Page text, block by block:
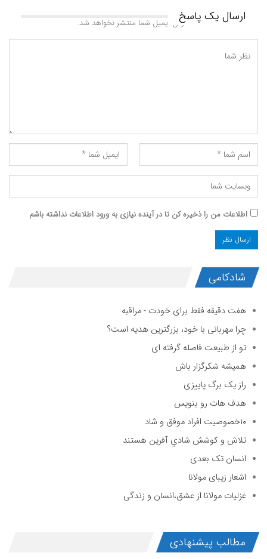
ارسال یک پاسخآدرس ایمیل شما منتشر نخواهد شد.
اطلاعات من را ذخیره کن تا در آینده نیازی به ورود اطلاعات نداشته باشم
شادکامی
هفت دقیقه فقط برای خودت - مراقبه
چرا مهربانی با خود، بزرگترین هدیه است؟
تو از طبیعت فاصله گرفته ای
همیشه شکرگزار باش
راز یک برگ پاییزی
هدف هات رو بنویس
۱۰خصوصیت افراد موفق و شاد
تلاش و كوشش شادي آفرين هستند
انسان تک بعدی
اشعار زیبای مولانا
غزلیات مولانا از عشق،انسان و زندگی
مطالب پیشنهادی